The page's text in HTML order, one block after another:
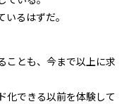
るはずだ。
ことも、今まで以上に求
化できる以前を体験して